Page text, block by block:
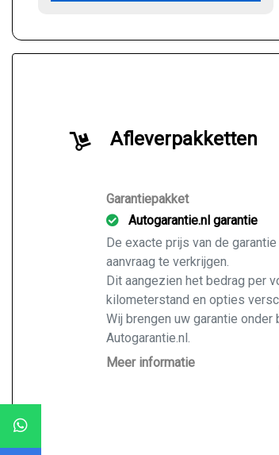
Afleverpakketten
Garantiepakket
Autogarantie.nl garantie
De exacte prijs van de garantie
aanvraag te verkrijgen.
Dit aangezien het bedrag per
kilometerstand en opties
Wij brengen uw garantie onder
Autogarantie.nl.
Vraag ons naar de
Meer informatie